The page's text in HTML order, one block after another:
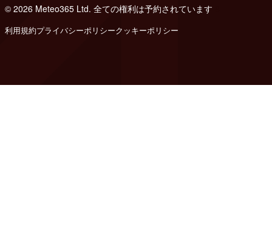
© 2026 Meteo365 Ltd. 全ての権利は予約されています
利用規約プライバシーポリシークッキーポリシー